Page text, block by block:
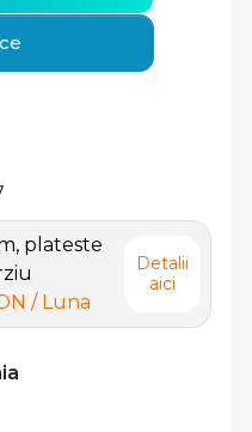
plateste
/ Luna
Detalii
aici